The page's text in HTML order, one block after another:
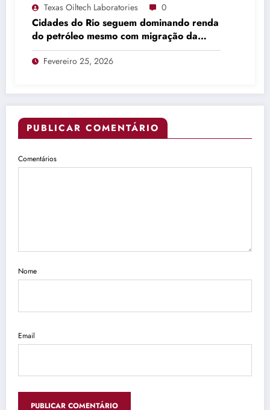
Texas Oiltech Laboratories 0
Cidades do Rio seguem dominando renda
do petróleo mesmo com migração da
produção
Fevereiro 25, 2026
PUBLICAR COMENTÁRIO
Comentários
Nome
Email